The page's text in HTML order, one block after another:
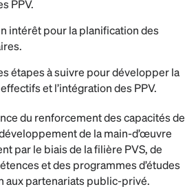
PPV.
intérêt pour la planification des
étapes à suivre pour développer la
et l’intégration des PPV.
du renforcement des capacités de
de la main-d’œuvre
par le biais de la filière PVS, de
et des programmes d’études
aux partenariats public-privé.